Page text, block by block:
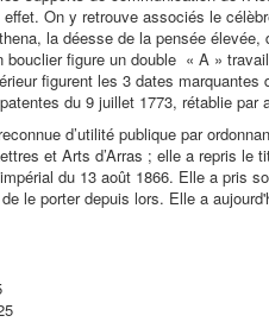
On y retrouve associés le
la déesse de la pensée
bouclier figure un double « A »
figurent les 3 dates
du 9 juillet 1773, rétablie
d’utilité publique par
et Arts d’Arras ; elle a repris le
du 13 août 1866. Elle a pris
de le porter depuis lors. Elle a